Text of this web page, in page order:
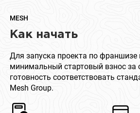
MESH
Как начать
Для запуска проекта по франшизе
минимальный стартовый взнос за
готовность соответствовать
Mesh Group.